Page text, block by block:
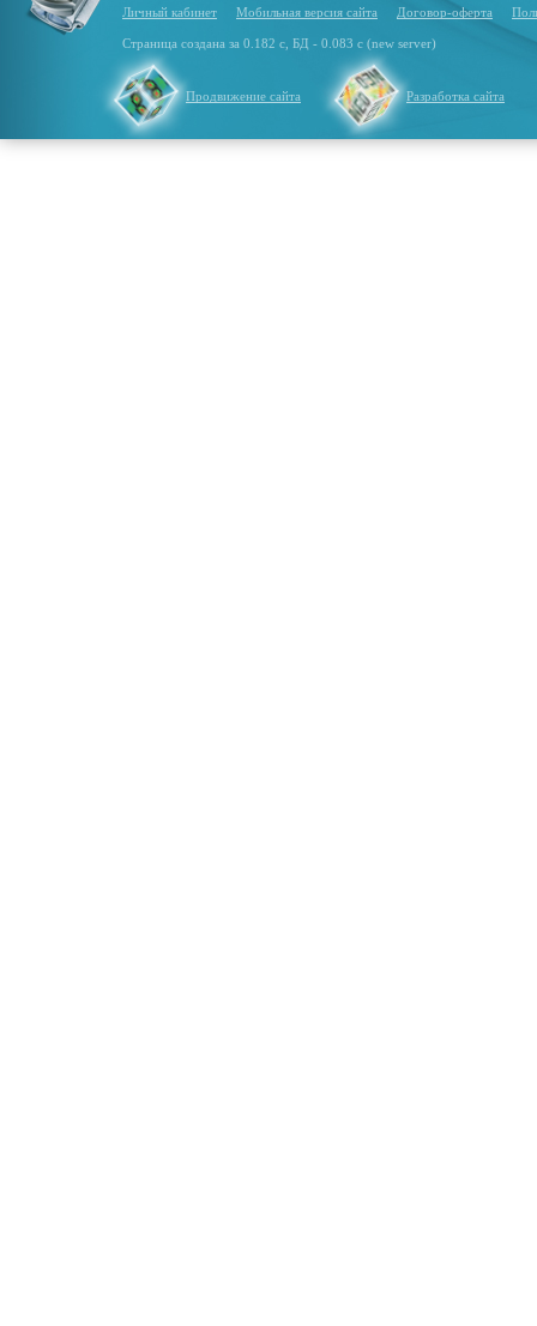
Личный кабинет Мобильная версия сайта Договор-оферта
Страница создана за 0.182 с, БД - 0.083 с (new server)
Продвижение сайта Разработка сайта